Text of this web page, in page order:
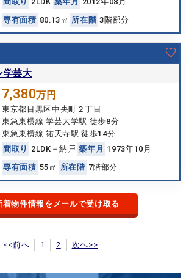
専有面積 80.13㎡ 所在 階 3階部分
学芸大
7,380万円
東京都目黒区中央町２丁目
東急東横線 学芸大学駅 徒歩8分
東急東横線 祐天寺駅 徒歩14分
間 取 り 2LDK＋納戸 築年 月 1973年10月
専有面積 55㎡ 所在 階 7階部分
着物件情報をメールで受け取る
<<前へ 1 2 次へ>>